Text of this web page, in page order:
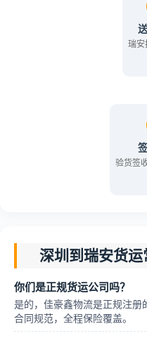
瑞安
验货签
深圳到瑞安货运
你们是正规货运公司吗？
是的，佳豪鑫物流是正规注册
合同规范，全程保险覆盖。